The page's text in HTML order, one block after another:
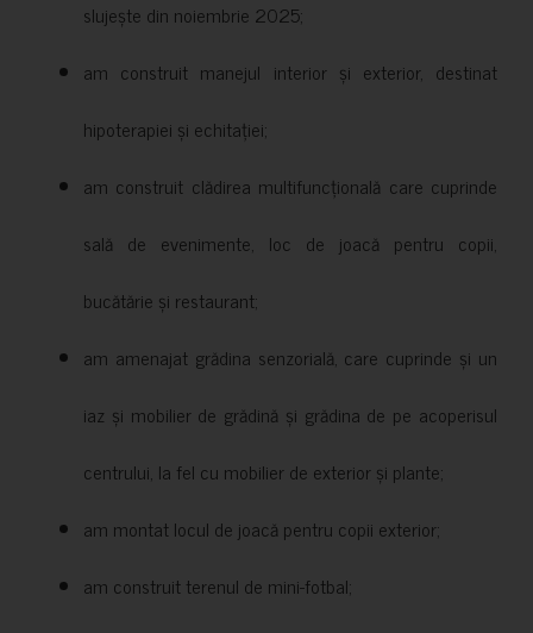
slujește din noiembrie 2025;
am construit manejul interior și exterior, destinat
hipoterapiei și echitației;
am construit clădirea multifuncțională care cuprinde
sală de evenimente, loc de joacă pentru copii,
bucătărie și restaurant;
am amenajat grădina senzorială, care cuprinde și un
iaz și mobilier de grădină și grădina de pe acoperisul
centrului, la fel cu mobilier de exterior și plante;
am montat locul de joacă pentru copii exterior;
am construit terenul de mini-fotbal;